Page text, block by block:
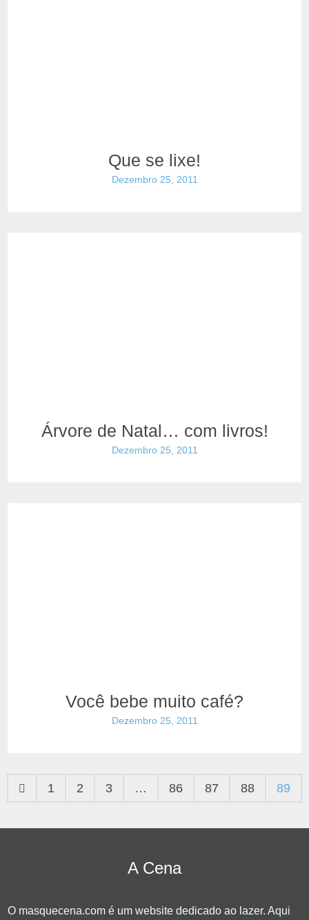
Que se lixe!
Dezembro 25, 2011
Árvore de Natal… com livros!
Dezembro 25, 2011
Você bebe muito café?
Dezembro 25, 2011
1 2 3 … 86 87 88 89
A Cena
O masquecena.com é um website dedicado ao lazer. Aqui